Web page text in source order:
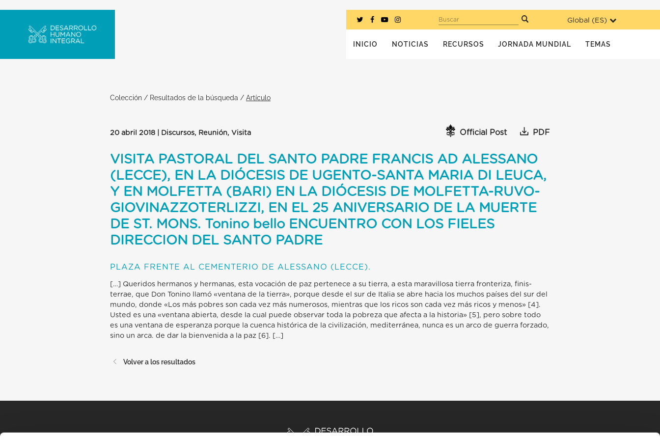
Global (ES)
Buscar
INICIO NOTICIAS RECURSOS JORNADA MUNDIAL TEMAS
Colección / Resultados de la búsqueda / Artículo
20 abril 2018 | Discursos, Reunión, Visita Official Post PDF
VISITA PASTORAL DEL SANTO PADRE FRANCIS AD ALESSANO
(LECCE), EN LA DIÓCESIS DE UGENTO-SANTA MARIA DI LEUCA,
Y EN MOLFETTA (BARI) EN LA DIÓCESIS DE MOLFETTA-RUVO-
GIOVINAZZOTERLIZZI, EN EL 25 ANIVERSARIO DE LA MUERTE
DE ST. MONS. Tonino bello ENCUENTRO CON LOS FIELES
DIRECCION DEL SANTO PADRE
PLAZA FRENTE AL CEMENTERIO DE ALESSANO (LECCE).
[…] Queridos hermanos y hermanas, esta vocación de paz pertenece a su tierra, a esta maravillosa tierra fronteriza, finis-
terrae, que Don Tonino llamó «ventana de la tierra», porque desde el sur de Italia se abre hacia los muchos países del sur del
mundo, donde «Los más pobres son cada vez más numerosos, mientras que los ricos son cada vez más ricos y menos» [4].
Usted es una «ventana abierta, desde la cual puede observar toda la pobreza que afecta a la historia» [5], pero sobre todo
es una ventana de esperanza porque la cuenca histórica de la civilización, mediterránea, nunca es un arco de guerra forzado,
sino un arca. de dar la bienvenida a la paz [6]. […]
Volver a los resultados